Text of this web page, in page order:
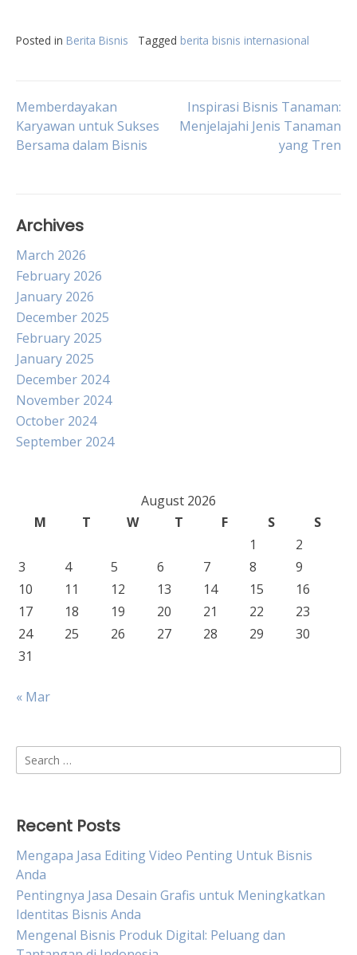
Posted in Berita Bisnis Tagged berita bisnis internasional
Post
navigation
Memberdayakan
Karyawan untuk Sukses
Bersama dalam Bisnis
Inspirasi Bisnis Tanaman:
Menjelajahi Jenis Tanaman
yang Tren
Archives
March 2026
February 2026
January 2026
December 2025
February 2025
January 2025
December 2024
November 2024
October 2024
September 2024
August 2026
M
T W T F S
S
1
2
3
4 5 6 7 8
9
10
11 12 13 14 15
16
17
18 19 20 21 22
23
24
25 26 27 28 29
30
31
« Mar
Search
for:
Recent Posts
Mengapa Jasa Editing Video Penting Untuk Bisnis
Anda
Pentingnya Jasa Desain Grafis untuk Meningkatkan
Identitas Bisnis Anda
Mengenal Bisnis Produk Digital: Peluang dan